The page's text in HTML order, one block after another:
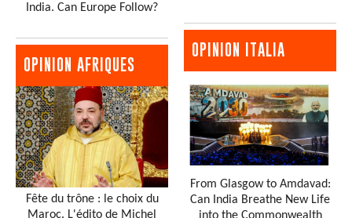
India. Can Europe Follow?
OPINION AFRIQUES
Fête du trône : le choix du
Maroc. L'édito de Michel
OPINION ITALIA
From Glasgow to Amdavad:
Can India Breathe New Life